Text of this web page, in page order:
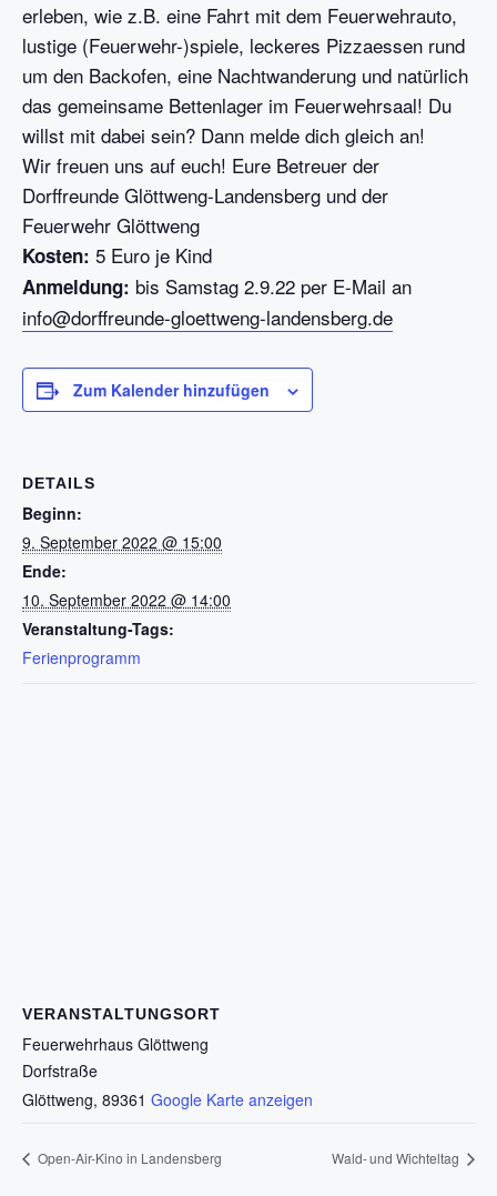
erleben, wie z.B. eine Fahrt mit dem Feuerwehrauto,
lustige (Feuerwehr-)spiele, leckeres Pizzaessen rund
um den Backofen, eine Nachtwanderung und natürlich
das gemeinsame Bettenlager im Feuerwehrsaal! Du
willst mit dabei sein? Dann melde dich gleich an!
Wir freuen uns auf euch! Eure Betreuer der
Dorffreunde Glöttweng-Landensberg und der
Feuerwehr Glöttweng
Kosten: 5 Euro je Kind
Anmeldung: bis Samstag 2.9.22 per E-Mail an
info@dorffreunde-gloettweng-landensberg.de
Zum Kalender hinzufügen
DETAILS
Beginn:
9. September 2022 @ 15:00
Ende:
10. September 2022 @ 14:00
Veranstaltung-Tags:
Ferienprogramm
VERANSTALTUNGSORT
Feuerwehrhaus Glöttweng
Dorfstraße
Glöttweng, 89361 Google Karte anzeigen
Open-Air-Kino in Landensberg Wald- und Wichteltag